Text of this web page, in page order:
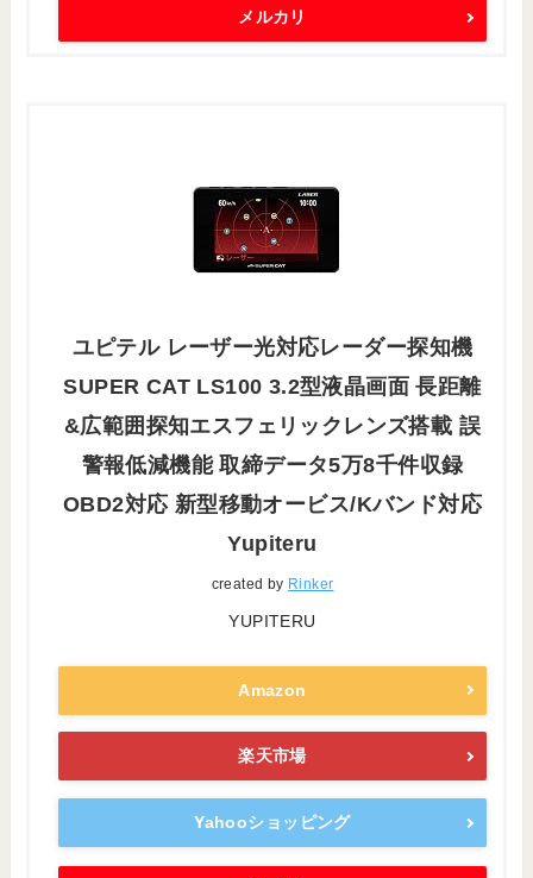
メルカリ
ユピテル レーザー光対応レーダー探知機
SUPER CAT LS100 3.2型液晶画面 長距離
&広範囲探知エスフェリックレンズ搭載 誤
警報低減機能 取締データ5万8千件収録
OBD2対応 新型移動オービス/Kバンド対応
Yupiteru
created by Rinker
YUPITERU
Amazon
楽天市場
Yahooショッピング